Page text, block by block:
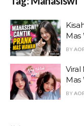
Mas
BY
Viral
Mas
BY